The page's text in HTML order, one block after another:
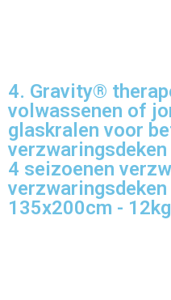
4. Gravity®
volwassenen of
glaskralen voor
4 seizoenen
135x200cm - 12kg